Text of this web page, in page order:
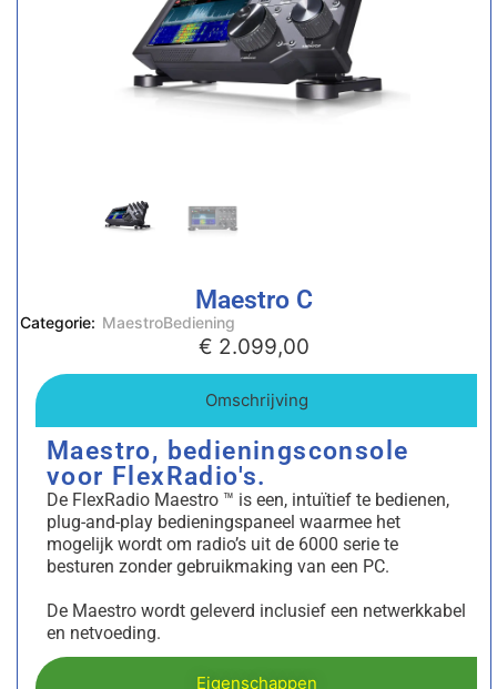
Maestro C
Categorie: MaestroBediening
€ 2.099,00
Omschrijving
Eigenschappen
Maestro, bedieningsconsole
voor FlexRadio's.
De FlexRadio Maestro ™ is een, intuïtief te bedienen,
plug-and-play bedieningspaneel waarmee het
mogelijk wordt om radio’s uit de 6000 serie te
besturen zonder gebruikmaking van een PC.
De Maestro wordt geleverd inclusief een netwerkkabel
en netvoeding.